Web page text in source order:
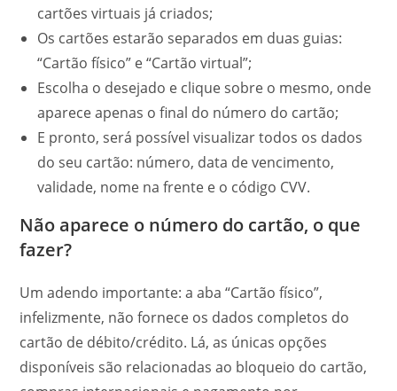
cartões virtuais já criados;
Os cartões estarão separados em duas guias:
“Cartão físico” e “Cartão virtual”;
Escolha o desejado e clique sobre o mesmo, onde
aparece apenas o final do número do cartão;
E pronto, será possível visualizar todos os dados
do seu cartão: número, data de vencimento,
validade, nome na frente e o código CVV.
Não aparece o número do cartão, o que
fazer?
Um adendo importante: a aba “Cartão físico”,
infelizmente, não fornece os dados completos do
cartão de débito/crédito. Lá, as únicas opções
disponíveis são relacionadas ao bloqueio do cartão,